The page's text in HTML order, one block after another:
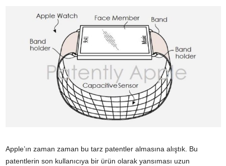
Apple’ın zaman zaman bu tarz patentler almasına alıştık. Bu
patentlerin son kullanıcıya bir ürün olarak yansıması uzun